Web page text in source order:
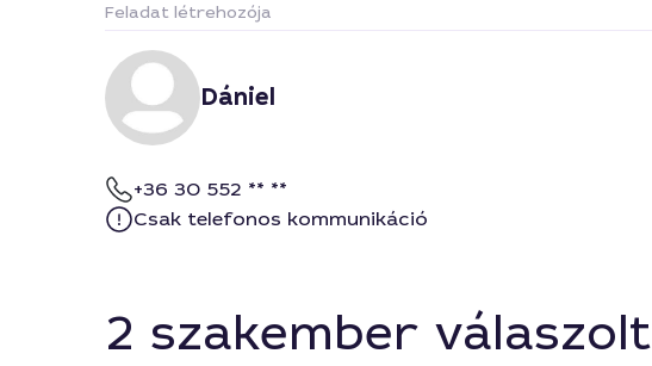
Feladat létrehozója
Dániel
+36 30 552 ** **
Csak telefonos kommunikáció
2 szakember válaszolt